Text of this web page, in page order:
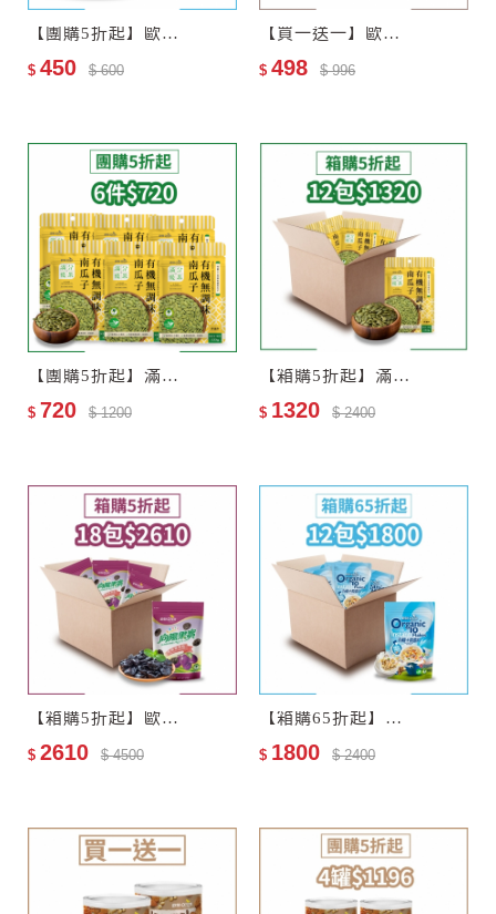
【團購5折起】歐特有機十穀麥片3包
$ 450 $ 600
【買一送一】歐特有機黑芝麻糊
$ 498 $ 996
【團購5折起】滿分優果–有機無調味南瓜子6包
$ 720 $ 1200
【箱購5折起】滿分優果–有機無調味南瓜子12包–效期2027-06-25
$ 1320 $ 2400
【箱購5折起】歐特有機黑棗乾18包–效期至2027-11-13
$ 2610 $ 4500
【箱購65折起】歐特有機十穀麥片12包–效期至2028-01-05
$ 1800 $ 2400